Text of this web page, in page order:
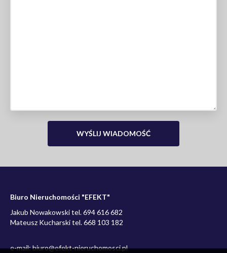
Biuro Nieruchomości "EFEKT"
Jakub Nowakowski tel. 694 616 682
Mateusz Kucharski tel. 668 103 182
e-mail:biuro@efekt-nieruchomosci.pl